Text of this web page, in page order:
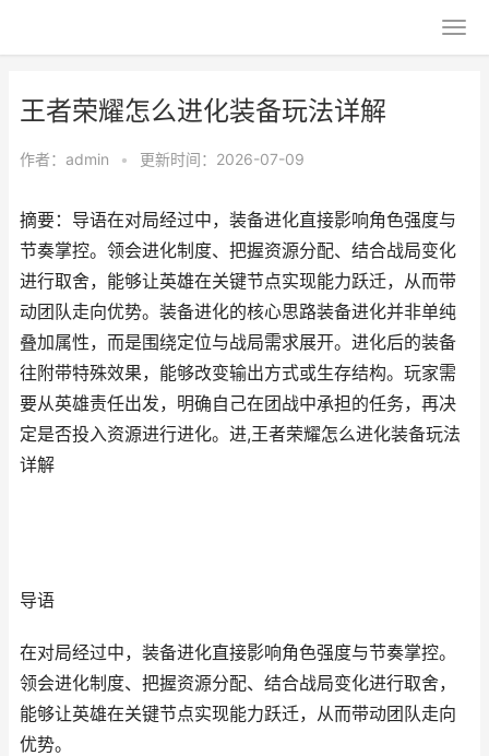
王者荣耀怎么进化装备玩法详解
作者： admin • 更新时间：2026-07-09
摘要：导语在对局经过中，装备进化直接影响角色强度与
节奏掌控。领会进化制度、把握资源分配、结合战局变化
进行取舍，能够让英雄在关键节点实现能力跃迁，从而带
动团队走向优势。装备进化的核心思路装备进化并非单纯
叠加属性，而是围绕定位与战局需求展开。进化后的装备
往附带特殊效果，能够改变输出方式或生存结构。玩家需
要从英雄责任出发，明确自己在团战中承担的任务，再决
定是否投入资源进行进化。进,王者荣耀怎么进化装备玩法
详解
导语
在对局经过中，装备进化直接影响角色强度与节奏掌控。
领会进化制度、把握资源分配、结合战局变化进行取舍，
能够让英雄在关键节点实现能力跃迁，从而带动团队走向
优势。